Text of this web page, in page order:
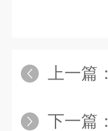
上一篇：
下一篇：